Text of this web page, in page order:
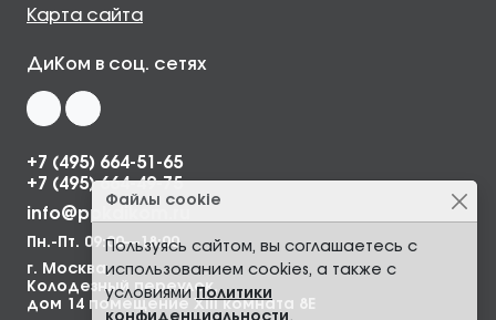
Файлы cookie
Пользуясь сайтом, вы соглашаетесь с
использованием cookies, а также с
условиями Политики
конфиденциальности .
Карта сайта
ДиКом в соц. сетях
+7 (495) 664-51-65
+7 (495) 664-49-75
info@ppkdikom.ru
Пн.-Пт. 09:00—18:00
г. Москва,
Колодезный переулок,
дом 14 помещение XIII комната 8Е